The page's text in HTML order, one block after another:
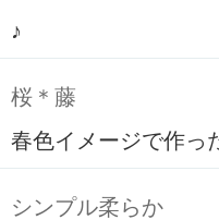
♪
桜＊藤
春色イメージで作っ
シンプル柔らか